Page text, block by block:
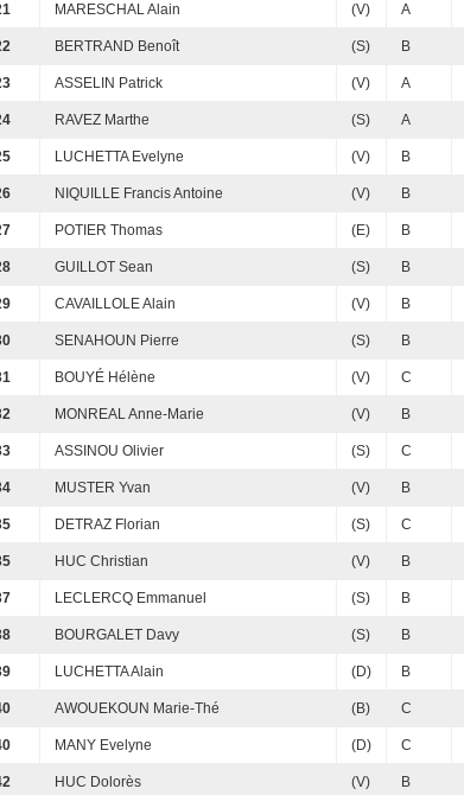
MARESCHAL Alain (V) A
BERTRAND Benoît (S) B
ASSELIN Patrick (V) A
RAVEZ Marthe (S) A
LUCHETTA Evelyne (V) B
NIQUILLE Francis Antoine (V) B
POTIER Thomas (E) B
GUILLOT Sean (S) B
CAVAILLOLE Alain (V) B
SENAHOUN Pierre (S) B
BOUYÉ Hélène (V) C
MONREAL Anne-Marie (V) B
ASSINOU Olivier (S) C
MUSTER Yvan (V) B
DETRAZ Florian (S) C
HUC Christian (V) B
LECLERCQ Emmanuel (S) B
BOURGALET Davy (S) B
LUCHETTA Alain (D) B
AWOUEKOUN Marie-Thé (B) C
MANY Evelyne (D) C
HUC Dolorès (V) B